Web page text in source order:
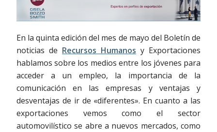
En la quinta edición del mes de mayo del Boletín de
noticias de Recursos Humanos y Exportaciones
hablamos sobre los medios entre los jóvenes para
acceder a un empleo, la importancia de la
comunicación en las empresas y ventajas y
desventajas de ir de «diferentes». En cuanto a las
exportaciones vemos como el sector
automovilístico se abre a nuevos mercados, como